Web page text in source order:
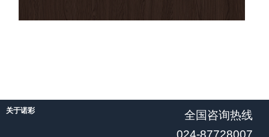
关于诺彩
全国咨询热线
024-87728007